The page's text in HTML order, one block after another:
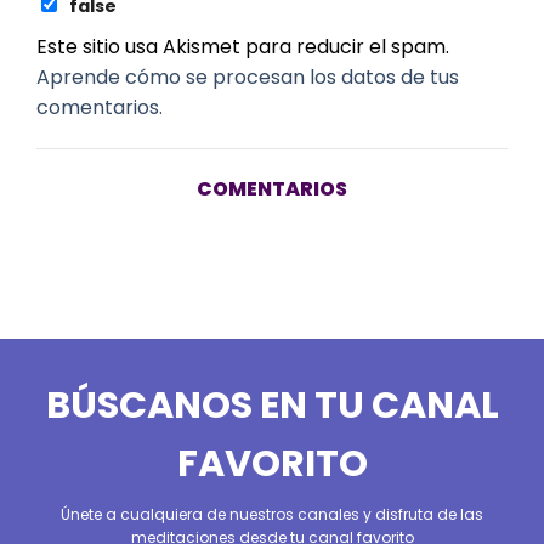
false
Este sitio usa Akismet para reducir el spam.
Aprende cómo se procesan los datos de tus
comentarios.
COMENTARIOS
BÚSCANOS EN TU CANAL
FAVORITO
Únete a cualquiera de nuestros canales y disfruta de las
meditaciones desde tu canal favorito